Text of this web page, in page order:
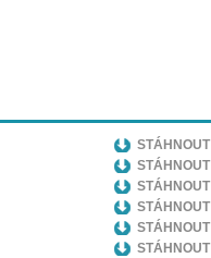
STÁHNOUT
STÁHNOUT
STÁHNOUT
STÁHNOUT
STÁHNOUT
STÁHNOUT